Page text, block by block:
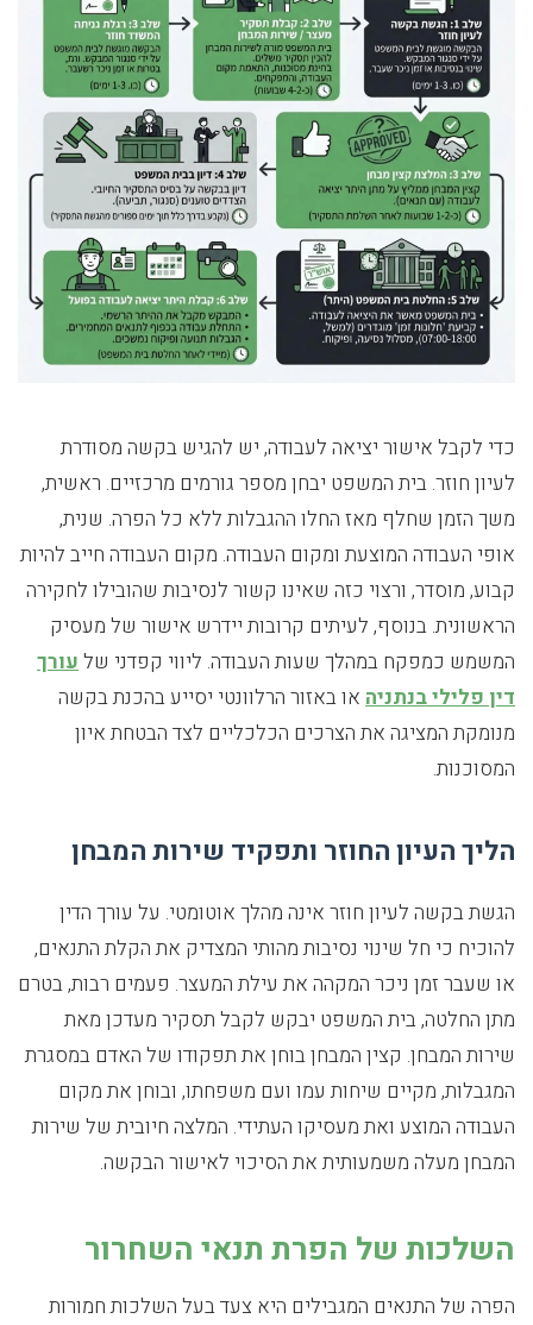
כדי לקבל אישור יציאה לעבודה, יש להגיש בקשה מסודרת
לעיון חוזר. בית המשפט יבחן מספר גורמים מרכזיים. ראשית,
משך הזמן שחלף מאז החלו ההגבלות ללא כל הפרה. שנית,
אופי העבודה המוצעת ומקום העבודה. מקום העבודה חייב להיות
קבוע, מוסדר, ורצוי כזה שאינו קשור לנסיבות שהובילו לחקירה
הראשונית. בנוסף, לעיתים קרובות יידרש אישור של מעסיק
המשמש כמפקח במהלך שעות העבודה. ליווי קפדני של עורך
דין פלילי בנתניה או באזור הרלוונטי יסייע בהכנת בקשה
מנומקת המציגה את הצרכים הכלכליים לצד הבטחת איון
המסוכנות.
הליך העיון החוזר ותפקיד שירות המבחן
הגשת בקשה לעיון חוזר אינה מהלך אוטומטי. על עורך הדין
להוכיח כי חל שינוי נסיבות מהותי המצדיק את הקלת התנאים,
או שעבר זמן ניכר המקהה את עילת המעצר. פעמים רבות, בטרם
מתן החלטה, בית המשפט יבקש לקבל תסקיר מעדכן מאת
שירות המבחן. קצין המבחן בוחן את תפקודו של האדם במסגרת
המגבלות, מקיים שיחות עמו ועם משפחתו, ובוחן את מקום
העבודה המוצע ואת מעסיקו העתידי. המלצה חיובית של שירות
המבחן מעלה משמעותית את הסיכוי לאישור הבקשה.
השלכות של הפרת תנאי השחרור
הפרה של התנאים המגבילים היא צעד בעל השלכות חמורות